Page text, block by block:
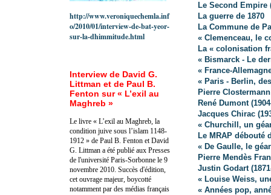
Le Second Empire
La guerre de 1870
La Commune de
« Clemenceau, le
La « colonisation
« Bismarck - Le
« France-
« Paris - Berlin,
Pierre Clostermann
René Dumont
Jacques Chirac
« Churchill, un
Le MRAP débouté
« De Gaulle, le
Pierre Mendès
Justin Godart
« Louise Weiss,
« Années pop,
http://www.veroniquechemla.inf
o/2010/01/interview-de-bat-yeor-
sur-la-dhimmitude.html
Interview de David G.
Littman et de Paul B.
Fenton sur « L’exil au
Maghreb »
Le livre « L’exil au Maghreb, la
condition juive sous l’islam 1148-
1912 » de Paul B. Fenton et David
G. Littman a été publié aux Presses
de l'université Paris-Sorbonne le 9
novembre 2010. Succès d'édition,
cet ouvrage majeur, boycotté
notamment par des médias français